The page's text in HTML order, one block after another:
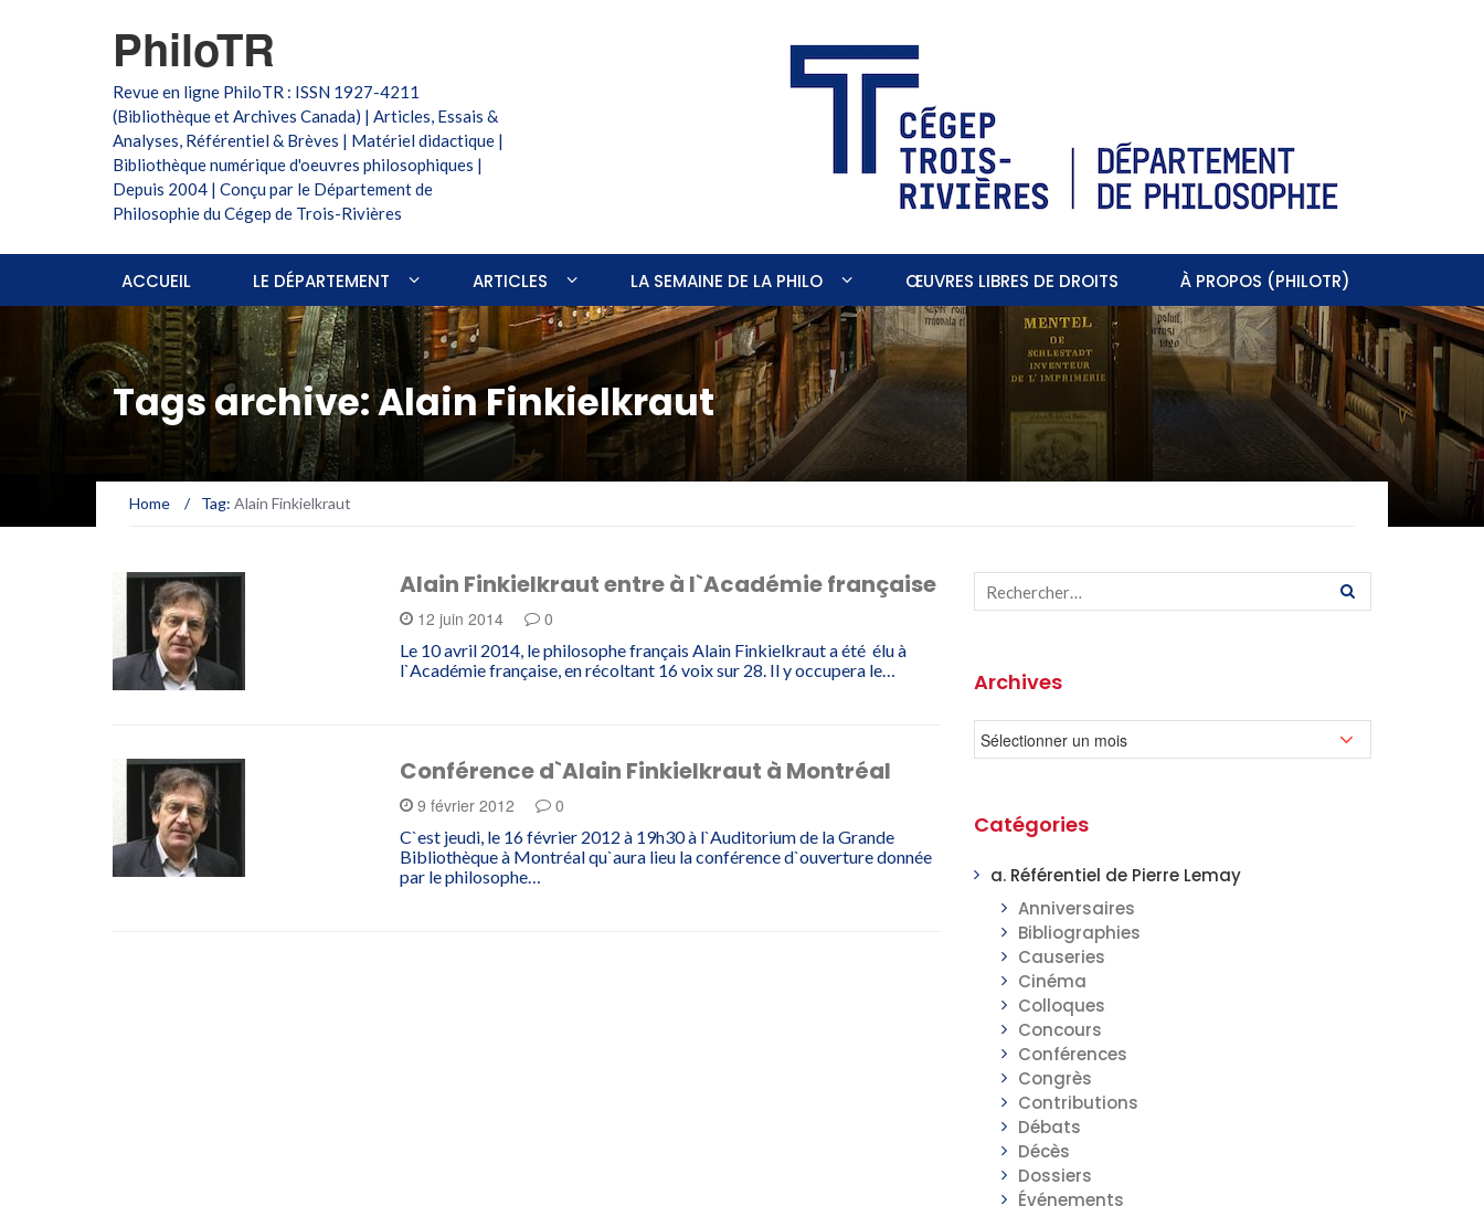
PhiloTR
Revue en ligne PhiloTR : ISSN 1927-4211
(Bibliothèque et Archives Canada) | Articles, Essais &
Analyses, Référentiel & Brèves | Matériel didactique |
Bibliothèque numérique d'oeuvres philosophiques |
Depuis 2004 | Conçu par le Département de
Philosophie du Cégep de Trois-Rivières
ACCUEIL LE DÉPARTEMENT ARTICLES LA SEMAINE DE LA PHILO ŒUVRES LIBRES DE DROITS À PROPOS (PHILOTR)
Tags archive: Alain Finkielkraut
Home / Tag: Alain Finkielkraut
Alain Finkielkraut entre à l`Académie française
12 juin 2014 0
Le 10 avril 2014, le philosophe français Alain Finkielkraut a été élu à
l`Académie française, en récoltant 16 voix sur 28. Il y occupera le…
Conférence d`Alain Finkielkraut à Montréal
9 février 2012 0
C`est jeudi, le 16 février 2012 à 19h30 à l`Auditorium de la Grande
Bibliothèque à Montréal qu`aura lieu la conférence d`ouverture donnée
par le philosophe…
Archives
Catégories
a. Référentiel de Pierre Lemay
Anniversaires
Bibliographies
Causeries
Cinéma
Colloques
Concours
Conférences
Congrès
Contributions
Débats
Décès
Dossiers
Événements